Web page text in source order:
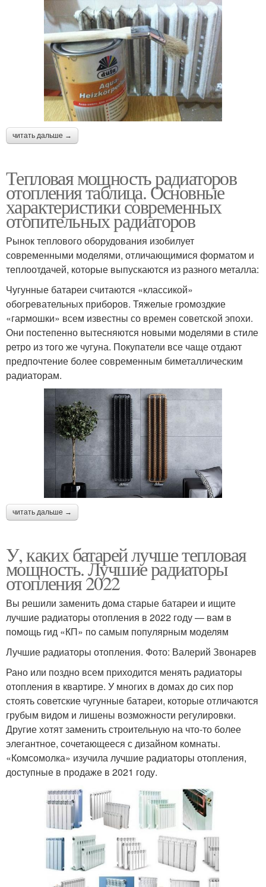
читать дальше →
Тепловая мощность радиаторов
отопления таблица. Основные
характеристики современных
отопительных радиаторов
Рынок теплового оборудования изобилует
современными моделями, отличающимися форматом и
теплоотдачей, которые выпускаются из разного металла:
Чугунные батареи считаются «классикой»
обогревательных приборов. Тяжелые громоздкие
«гармошки» всем известны со времен советской эпохи.
Они постепенно вытесняются новыми моделями в стиле
ретро из того же чугуна. Покупатели все чаще отдают
предпочтение более современным биметаллическим
радиаторам.
читать дальше →
У, каких батарей лучше тепловая
мощность. Лучшие радиаторы
отопления 2022
Вы решили заменить дома старые батареи и ищите
лучшие радиаторы отопления в 2022 году — вам в
помощь гид «КП» по самым популярным моделям
Лучшие радиаторы отопления. Фото: Валерий Звонарев
Рано или поздно всем приходится менять радиаторы
отопления в квартире. У многих в домах до сих пор
стоять советские чугунные батареи, которые отличаются
грубым видом и лишены возможности регулировки.
Другие хотят заменить строительную на что-то более
элегантное, сочетающееся с дизайном комнаты.
«Комсомолка» изучила лучшие радиаторы отопления,
доступные в продаже в 2021 году.